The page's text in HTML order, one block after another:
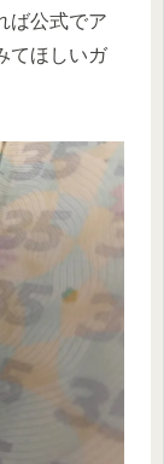
ば公式でア
てほしいガ